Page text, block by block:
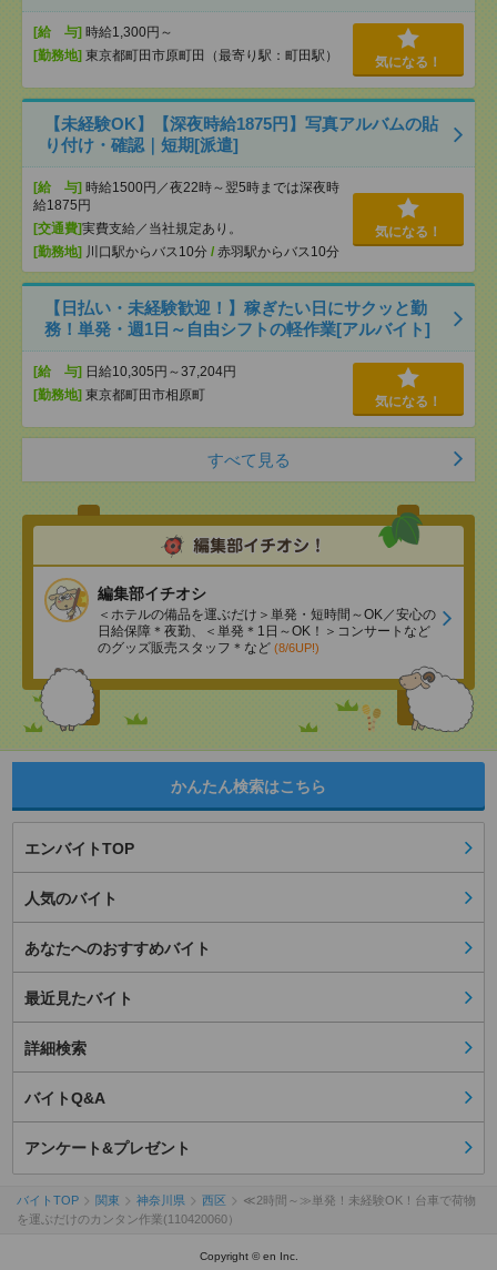
[給 与] 時給1,300円～
[勤務地] 東京都町田市原町田（最寄り駅：町田駅） 気になる！
【未経験OK】【深夜時給1875円】写真アルバムの貼
り付け・確認｜短期[派遣]
[給 与] 時給1500円／夜22時～翌5時までは深夜時
給1875円
[交通費]実費支給／当社規定あり。
[勤務地] 川口駅からバス10分 / 赤羽駅からバス10分
気になる！
【日払い・未経験歓迎！】稼ぎたい日にサクッと勤
務！単発・週1日～自由シフトの軽作業[アルバイト]
[給 与] 日給10,305円～37,204円
[勤務地] 東京都町田市相原町 気になる！
すべて見る
編集部イチオシ
＜ホテルの備品を運ぶだけ＞単発・短時間～OK／安心の
日給保障＊夜勤、＜単発＊1日～OK！＞コンサートなど
のグッズ販売スタッフ＊など (8/6UP!)
かんたん検索はこちら
エンバイトTOP
人気のバイト
あなたへのおすすめバイト
最近見たバイト
詳細検索
バイトQ&A
アンケート&プレゼント
バイトTOP 関東 神奈川県 西区
≪2時間～≫単発！未経験OK！台車で荷物
を運ぶだけのカンタン作業(110420060）
Copyright © en Inc.